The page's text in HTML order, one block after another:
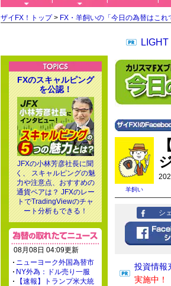
ザイFX！トップ> FX・羊飼いの「今日の為替はこれ
羊飼い
シ
投資情報
実施中！
FXのスキャルピング
を公認！
JFXの小林芳彦社長に聞
く、 スキャルピングの魅
力や注意点、おすすめの
通貨ペアは？ JFXのレー
トでTradingViewのチャ
ート分析もできる！
08月08日 04:09更新
ニューヨーク外国為替市
NY外為：ドル売り一服
【速報】トランプ米大統